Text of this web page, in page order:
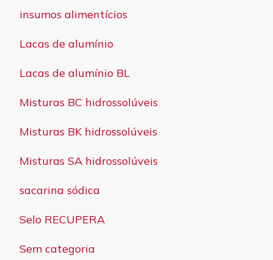
insumos alimentícios
Lacas de alumínio
Lacas de alumínio BL
Misturas BC hidrossolúveis
Misturas BK hidrossolúveis
Misturas SA hidrossolúveis
sacarina sódica
Selo RECUPERA
Sem categoria